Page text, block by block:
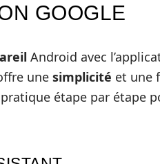
GOOGLE
Android avec
une simplicité et une
étape par étape